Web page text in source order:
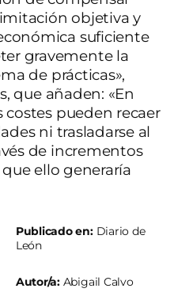
objetiva y
suficiente
gravemente la
de prácticas»,
que añaden: «En
costes pueden recaer
ni trasladarse al
de incrementos
ello generaría
Publicado en: Diario de
León
Autor/a:Abigail Calvo